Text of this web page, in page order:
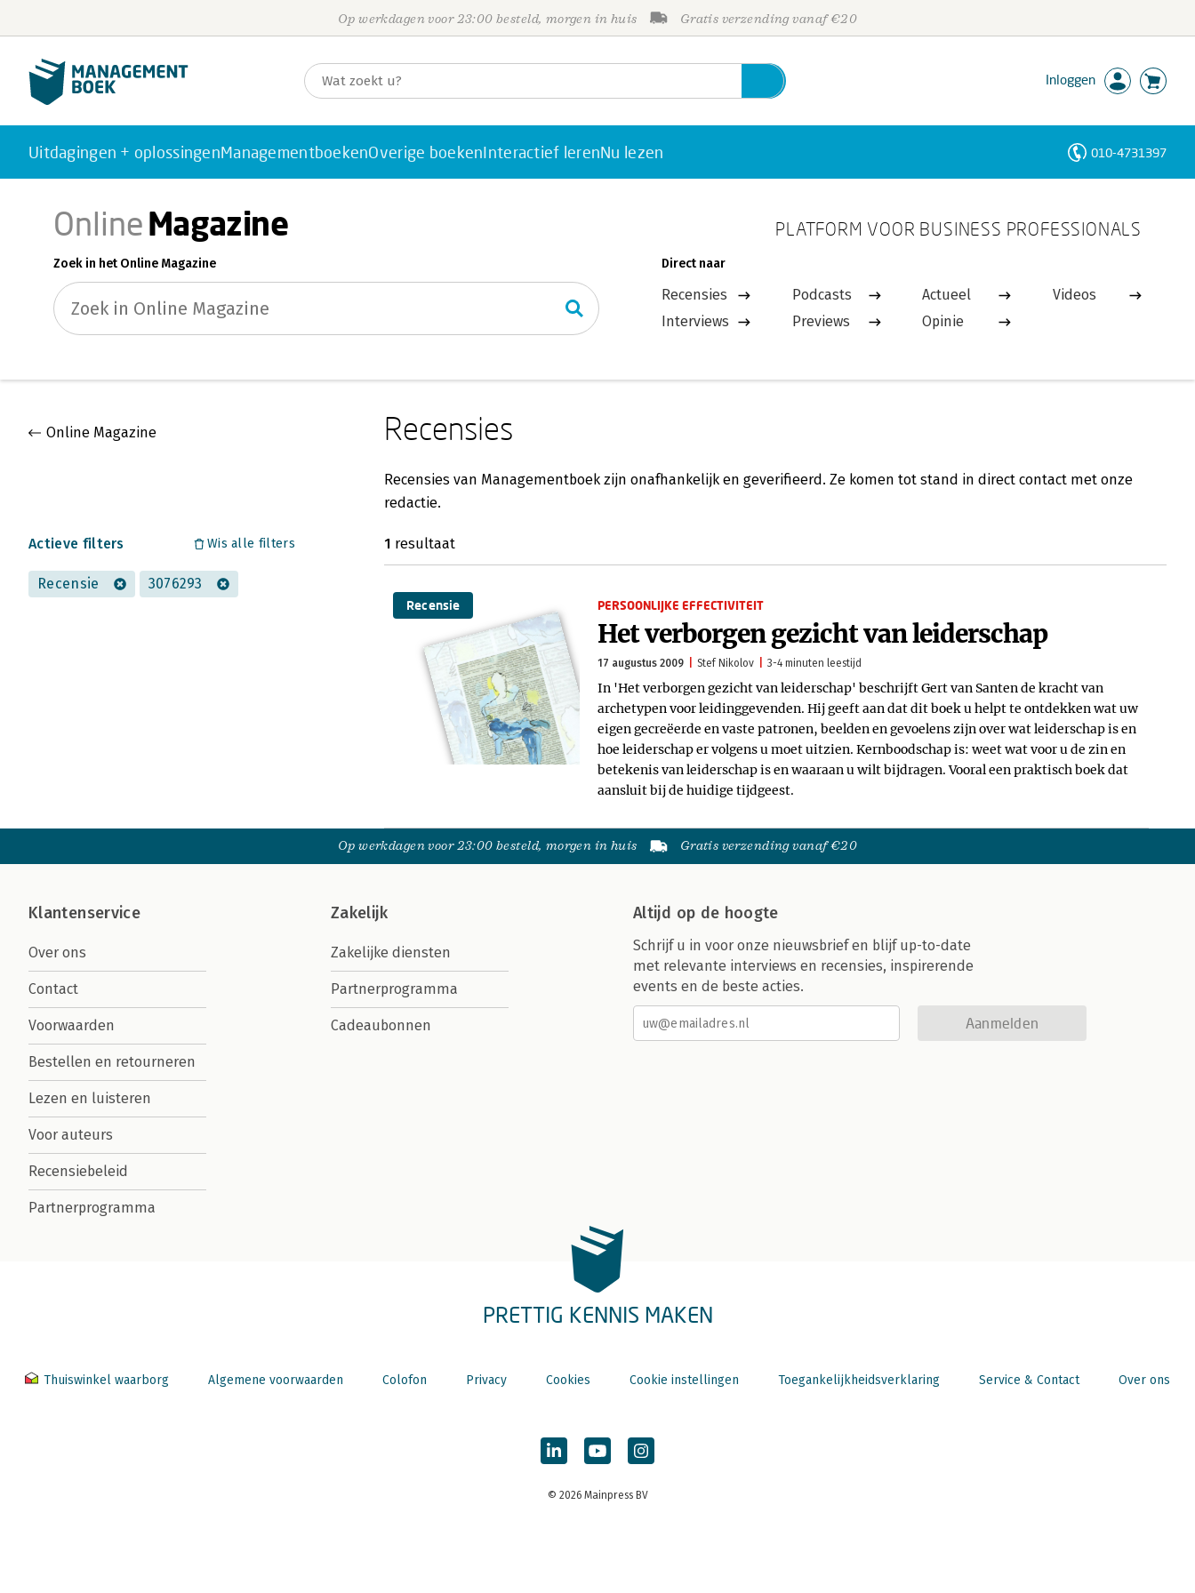
Op werkdagen voor 23:00 besteld, morgen in huis Gratis verzending vanaf €20
Inloggen
Uitdagingen + oplossingenManagementboekenOverige boekenInteractief lerenNu lezen 010-4731397
OnlineMagazine PLATFORM VOOR BUSINESS PROFESSIONALS
Zoek in het Online Magazine Direct naar
Recensies
Interviews
Podcasts
Previews
Actueel
Opinie
Videos
Gevonden artikelen
Online Magazine
Actieve filters Wis alle filters
Recensie 3076293
Recensies
Recensies van Managementboek zijn onafhankelijk en geverifieerd. Ze komen tot stand in direct contact met onze
redactie.
1 resultaat
Recensie PERSOONLIJKE EFFECTIVITEIT
Het verborgen gezicht van leiderschap
17 augustus 2009 Stef Nikolov 3-4 minuten leestijd
In 'Het verborgen gezicht van leiderschap' beschrijft Gert van Santen de kracht van
archetypen voor leidinggevenden. Hij geeft aan dat dit boek u helpt te ontdekken wat uw
eigen gecreëerde en vaste patronen, beelden en gevoelens zijn over wat leiderschap is en
hoe leiderschap er volgens u moet uitzien. Kernboodschap is: weet wat voor u de zin en
betekenis van leiderschap is en waaraan u wilt bijdragen. Vooral een praktisch boek dat
aansluit bij de huidige tijdgeest.
Op werkdagen voor 23:00 besteld, morgen in huis Gratis verzending vanaf €20
Klantenservice
Over ons
Contact
Voorwaarden
Bestellen en retourneren
Lezen en luisteren
Voor auteurs
Recensiebeleid
Partnerprogramma
Zakelijk
Zakelijke diensten
Partnerprogramma
Cadeaubonnen
Altijd op de hoogte
Schrijf u in voor onze nieuwsbrief en blijf up-to-date
met relevante interviews en recensies, inspirerende
events en de beste acties.
Aanmelden
PRETTIG KENNIS MAKEN
Thuiswinkel waarborg Algemene voorwaarden Colofon Privacy Cookies Cookie instellingen Toegankelijkheidsverklaring Service & Contact Over ons
© 2026 Mainpress BV
Personen
Trefwoorden